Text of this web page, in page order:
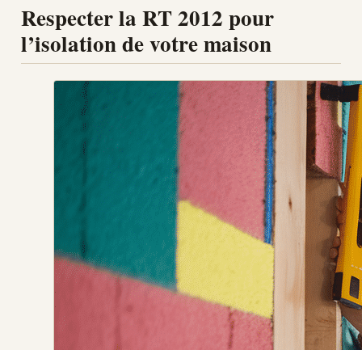
Respecter la RT 2012 pour
l’isolation de votre maison